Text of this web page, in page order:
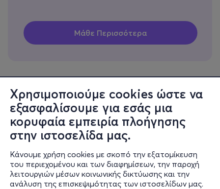
Χρησιμοποιούμε cookies ώστε να
εξασφαλίσουμε για εσάς μια
κορυφαία εμπειρία πλοήγησης
στην ιστοσελίδα μας.
Κάνουμε χρήση cookies με σκοπό την εξατομίκευση
του περιεχομένου και των διαφημίσεων, την παροχή
λειτουργιών μέσων κοινωνικής δικτύωσης και την
ανάλυση της επισκεψιμότητας των ιστοσελίδων μας.
Πληροφορίες
Υποστήριξη
Stay Connected